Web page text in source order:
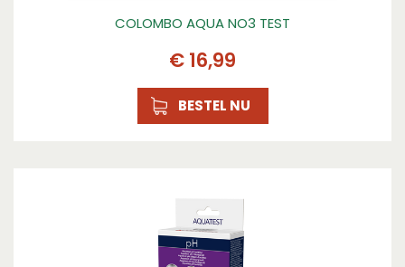
COLOMBO AQUA NO3 TEST
€ 16,99
BESTEL NU